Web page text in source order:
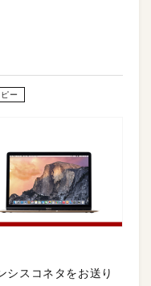
ー
シスコネタをお送り